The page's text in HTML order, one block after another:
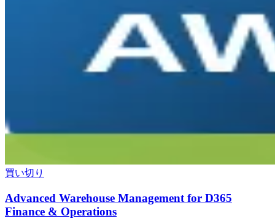
買い切り
Advanced Warehouse Management for D365
Finance & Operations